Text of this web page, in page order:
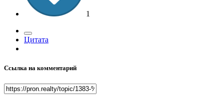
1
Цитата
Ссылка на комментарий